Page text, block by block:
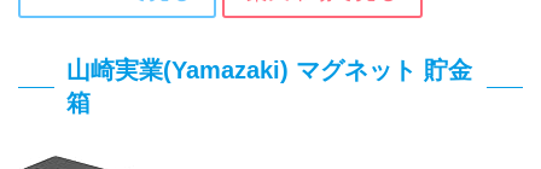
山崎実業(Yamazaki) マグネット 貯金
箱